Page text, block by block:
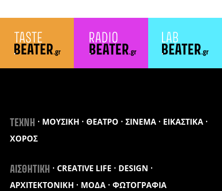
ΤΕΧΝΗ ΜΟΥΣΙΚΗ ΘΕΑΤΡΟ ΣΙΝΕΜΑ
ΕΙΚΑΣΤΙΚΑ
ΧΟΡΟΣ
ΑΙΣΘΗΤΙΚΗ CREATIVE LIFE
DESIGN
ΑΡΧΙΤΕΚΤΟΝΙΚΗ
ΜΟΔΑ ΦΩΤΟΓΡΑΦΙΑ